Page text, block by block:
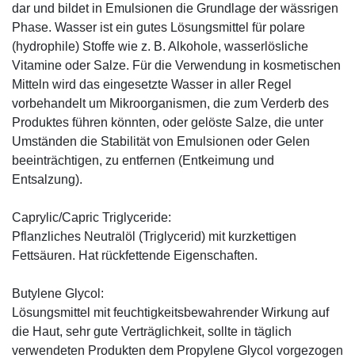
dar und bildet in Emulsionen die Grundlage der wässrigen
Phase. Wasser ist ein gutes Lösungsmittel für polare
(hydrophile) Stoffe wie z. B. Alkohole, wasserlösliche
Vitamine oder Salze. Für die Verwendung in kosmetischen
Mitteln wird das eingesetzte Wasser in aller Regel
vorbehandelt um Mikroorganismen, die zum Verderb des
Produktes führen könnten, oder gelöste Salze, die unter
Umständen die Stabilität von Emulsionen oder Gelen
beeinträchtigen, zu entfernen (Entkeimung und
Entsalzung).
Caprylic/Capric Triglyceride:
Pflanzliches Neutralöl (Triglycerid) mit kurzkettigen
Fettsäuren. Hat rückfettende Eigenschaften.
Butylene Glycol:
Lösungsmittel mit feuchtigkeitsbewahrender Wirkung auf
die Haut, sehr gute Verträglichkeit, sollte in täglich
verwendeten Produkten dem Propylene Glycol vorgezogen